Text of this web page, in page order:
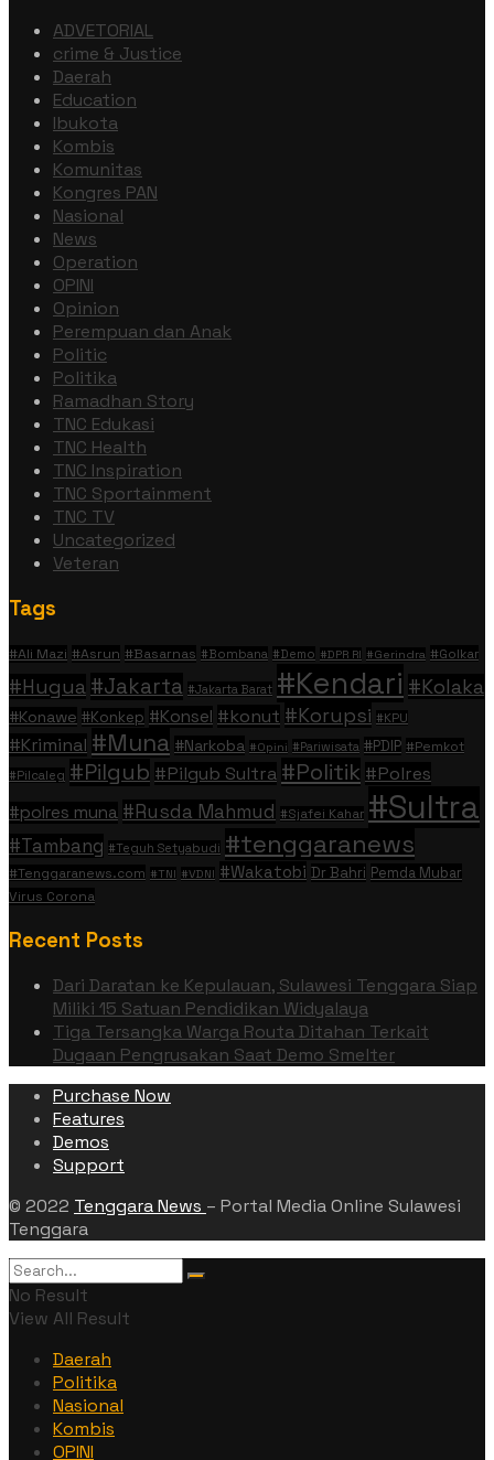
ADVETORIAL
crime & Justice
Daerah
Education
Ibukota
Kombis
Komunitas
Kongres PAN
Nasional
News
Operation
OPINI
Opinion
Perempuan dan Anak
Politic
Politika
Ramadhan Story
TNC Edukasi
TNC Health
TNC Inspiration
TNC Sportainment
TNC TV
Uncategorized
Veteran
Tags
#Ali Mazi #Asrun #Basarnas #Bombana #Demo #DPR RI #Gerindra #Golkar
#Hugua #Jakarta #Jakarta Barat #Kendari #Kolaka
#Konawe #Konkep #Konsel #konut #Korupsi #KPU
#Kriminal #Muna #Narkoba #Opini #Pariwisata #PDIP #Pemkot
#Pilcaleg #Pilgub #Pilgub Sultra #Politik #Polres
#polres muna #Rusda Mahmud #Sjafei Kahar #Sultra
#Tambang #Teguh Setyabudi #tenggaranews
#Tenggaranews.com #TNI #VDNI #Wakatobi Dr Bahri Pemda Mubar
Virus Corona
Recent Posts
Dari Daratan ke Kepulauan, Sulawesi Tenggara Siap
Miliki 15 Satuan Pendidikan Widyalaya
Tiga Tersangka Warga Routa Ditahan Terkait
Dugaan Pengrusakan Saat Demo Smelter
Purchase Now
Features
Demos
Support
© 2022 Tenggara News – Portal Media Online Sulawesi
Tenggara
No Result
View All Result
Daerah
Politika
Nasional
Kombis
OPINI